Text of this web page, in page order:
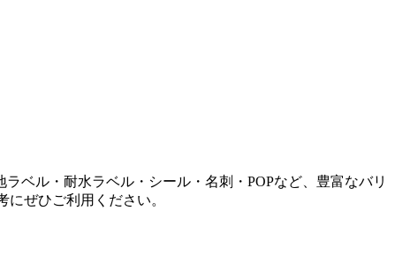
ベル・耐水ラベル・シール・名刺・POPなど、豊富なバリ
ぜひご利用ください。